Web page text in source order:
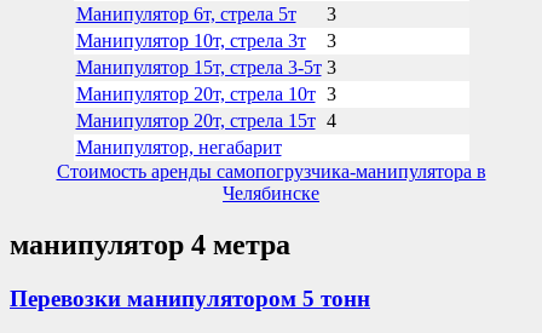
Манипулятор 6т, стрела 5т
3
Манипулятор 10т, стрела 3т
3
Манипулятор 15т, стрела 3-5т 3
Манипулятор 20т, стрела 10т 3
Манипулятор 20т, стрела 15т 4
Манипулятор, негабарит
Стоимость аренды самопогрузчика-манипулятора в
Челябинске
манипулятор 4 метра
Перевозки манипулятором 5 тонн